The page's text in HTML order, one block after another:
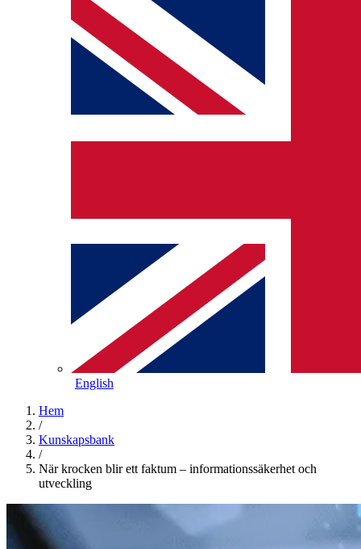
English
Hem
/
Kunskapsbank
/
När krocken blir ett faktum – informationssäkerhet och
utveckling